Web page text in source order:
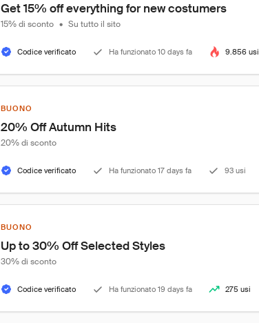
Get 15% off everything for new costumers
15% di sconto • Su tutto il sito
Codice verificato Ha funzionato 10 days fa 9.856 usi
BUONO
20% Off Autumn Hits
20% di sconto
Codice verificato Ha funzionato 17 days fa 93 usi
BUONO
Up to 30% Off Selected Styles
30% di sconto
Codice verificato Ha funzionato 19 days fa 275 usi